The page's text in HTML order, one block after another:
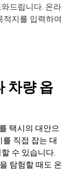
드립니다. 온라
적지를 입력하여
차량 옵
택시의 대안으
직접 잡는 대
수 있습니다.
탐험할 때도 온